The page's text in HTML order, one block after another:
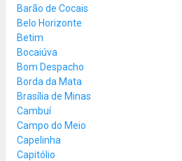
Barão de Cocais
Belo Horizonte
Betim
Bocaiúva
Bom Despacho
Borda da Mata
Brasília de Minas
Cambuí
Campo do Meio
Capelinha
Capitólio